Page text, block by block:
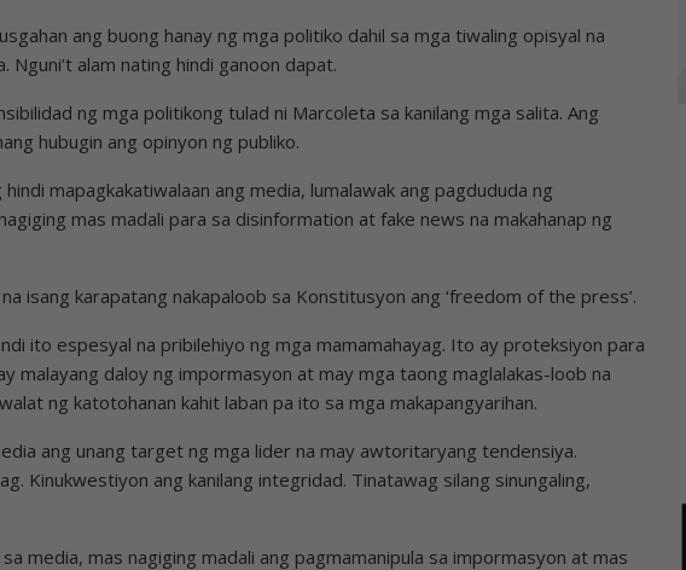
ang buong hanay ng mga politiko dahil sa mga tiwaling opisyal na
alam nating hindi ganoon dapat.
ng mga politikong tulad ni Marcoleta sa kanilang mga salita. Ang
hubugin ang opinyon ng publiko.
mapagkakatiwalaan ang media, lumalawak ang pagdududa ng
mas madali para sa disinformation at fake news na makahanap ng
isang karapatang nakapaloob sa Konstitusyon ang ‘freedom of the press’.
ito espesyal na pribilehiyo ng mga mamamahayag. Ito ay proteksiyon para
malayang daloy ng impormasyon at may mga taong maglalakas-loob na
ng katotohanan kahit laban pa ito sa mga makapangyarihan.
ang unang target ng mga lider na may awtoritaryang tendensiya.
Kinukwestiyon ang kanilang integridad. Tinatawag silang sinungaling,
media, mas nagiging madali ang pagmamanipula sa impormasyon at mas